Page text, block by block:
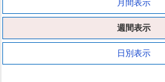
月間表示
週間表示
日別表示